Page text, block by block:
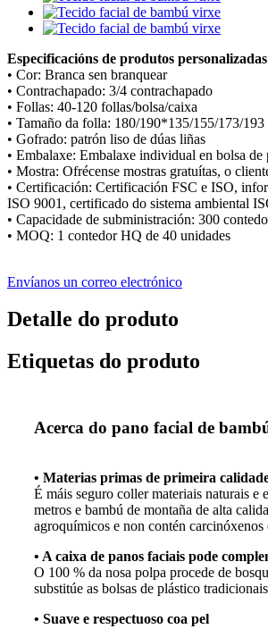
Especificacións de produtos personalizadas
• Cor: Branca sen branquear
• Contrachapado: 3/4 contrachapado
• Follas: 40-120 follas/bolsa/caixa
• Tamaño da folla: 180/190*135/155/173/193
• Gofrado: patrón liso de dúas liñas
• Embalaxe: Embalaxe individual en bolsa
• Mostra: Ofrécense mostras gratuítas, o
• Certificación: Certificación FSC e ISO,
ISO 9001, certificado do sistema ambiental
• Capacidade de subministración: 300
• MOQ: 1 contedor HQ de 40 unidades
Envíanos un correo electrónico
Detalle do produto
Etiquetas do produto
Acerca do pano facial de
• Materias primas de primeira
É máis seguro coller materiais naturais
metros e bambú de montaña de alta
agroquímicos e non contén
• A caixa de panos faciais pode
O 100 % da nosa polpa procede de
substitúe as bolsas de plástico
• Suave e respectuoso coa pel